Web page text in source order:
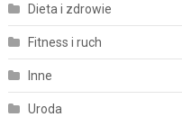
Dieta i zdrowie
Fitness i ruch
Inne
Uroda